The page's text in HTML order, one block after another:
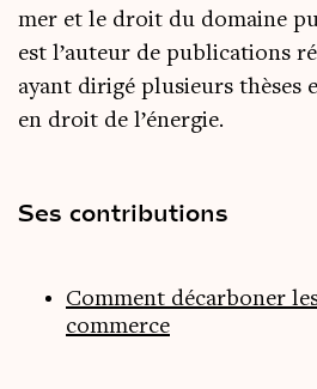
mer et le droit du domaine
est l’auteur de publications
ayant dirigé plusieurs
en droit de l’énergie.
Ses contributions
Comment décarboner
commerce